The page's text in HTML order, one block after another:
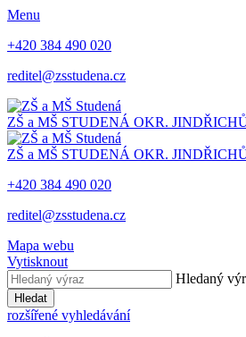
Menu
+420 384 490 020
reditel@zsstudena.cz
ZŠ a MŠ STUDENÁ OKR.
ZŠ a MŠ STUDENÁ OKR.
+420 384 490 020
reditel@zsstudena.cz
Mapa webu
Vytisknout
Hledaný
Hledat
rozšířené vyhledávání